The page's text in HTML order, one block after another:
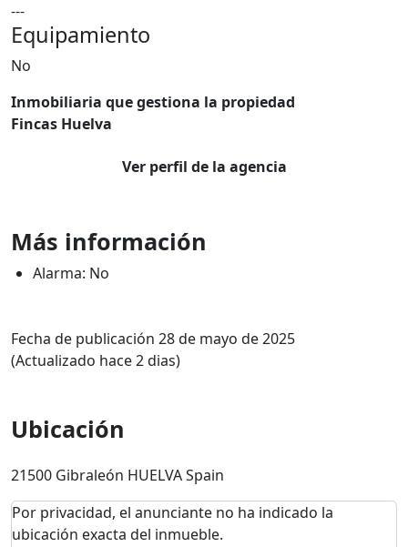
---
Equipamiento
No
Inmobiliaria que gestiona la propiedad
Fincas Huelva
Ver perfil de la agencia
Más información
Alarma: No
Fecha de publicación 28 de mayo de 2025
(Actualizado hace 2 dias)
Ubicación
21500 Gibraleón HUELVA Spain
Por privacidad, el anunciante no ha indicado la
ubicación exacta del inmueble.